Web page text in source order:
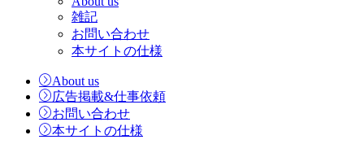
雑記
お問い合わせ
本サイトの仕様
About us
広告掲載&仕事依頼
お問い合わせ
本サイトの仕様